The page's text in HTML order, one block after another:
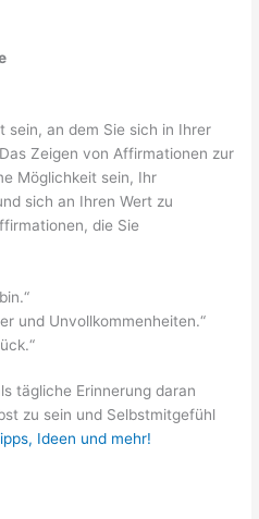
sein, an dem Sie sich in Ihrer
Zeigen von Affirmationen zur
Möglichkeit sein, Ihr
sich an Ihren Wert zu
die Sie
und Unvollkommenheiten.“
tägliche Erinnerung daran
zu sein und Selbstmitgefühl
Ideen und mehr!